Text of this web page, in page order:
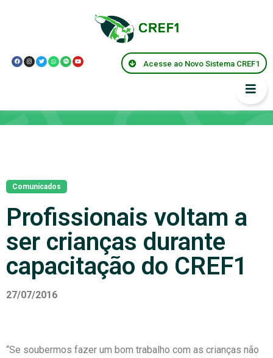
Acesse ao Novo Sistema CREF1
Comunicados
Profissionais voltam a
ser crianças durante
capacitação do CREF1
27/07/2016
“Se soubermos fazer um bom trabalho com as crianças não